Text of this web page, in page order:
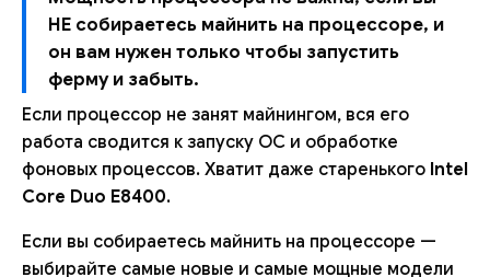
НЕ собираетесь майнить на процессоре, и
он вам нужен только чтобы запустить
ферму и забыть.
Если процессор не занят майнингом, вся его
работа сводится к запуску ОС и обработке
фоновых процессов. Хватит даже старенького Intel
Core Duo E8400.
Если вы собираетесь майнить на процессоре —
выбирайте самые новые и самые мощные модели